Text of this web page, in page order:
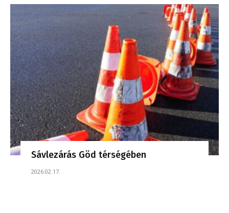
Sávlezárás Göd térségében
2026.02.17.